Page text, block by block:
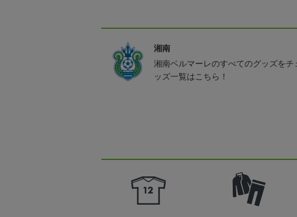
湘南
湘南ベルマーレのすべてのグッズを
ッズ一覧はこちら！